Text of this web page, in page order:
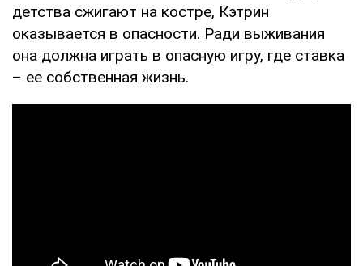
детства сжигают на костре, Кэтрин
оказывается в опасности. Ради выживания
она должна играть в опасную игру, где ставка
– ее собственная жизнь.